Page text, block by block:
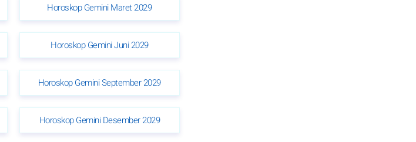
Horoskop Gemini Maret 2029
Horoskop Gemini Juni 2029
Horoskop Gemini September 2029
Horoskop Gemini Desember 2029